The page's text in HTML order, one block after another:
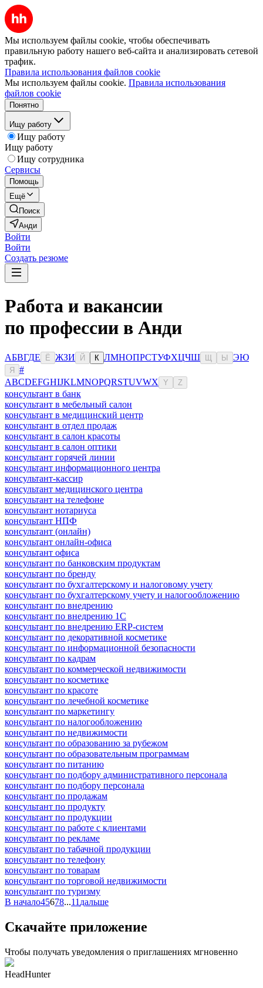
Мы используем файлы cookie, чтобы обеспечивать
правильную работу нашего веб-сайта и анализировать сетевой
трафик.
Правила использования файлов cookie
Мы используем файлы cookie. Правила использования
файлов cookie
Понятно
Ищу работу
Ищу работу
Ищу работу
Ищу сотрудника
Сервисы
Помощь
Ещё
Поиск
Анди
Войти
Войти
Создать резюме
Работа и вакансии
по профессии в Анди
АБВГДЕ Ё ЖЗИ Й К ЛМНОПРСТУФХЦЧШ Ы ЭЮ
Я
#
ABCDEFGHIJKLMNOPQRSTUVWX Y Z
консультант в банк
консультант в мебельный салон
консультант в медицинский центр
консультант в отдел продаж
консультант в салон красоты
консультант в салон оптики
консультант горячей линии
консультант информационного центра
консультант-кассир
консультант медицинского центра
консультант на телефоне
консультант нотариуса
консультант НПФ
консультант (онлайн)
консультант онлайн-офиса
консультант офиса
консультант по банковским продуктам
консультант по бренду
консультант по бухгалтерскому и налоговому учету
консультант по бухгалтерскому учету и налогообложению
консультант по внедрению
консультант по внедрению 1С
консультант по внедрению ERP-систем
консультант по декоративной косметике
консультант по информационной безопасности
консультант по кадрам
консультант по коммерческой недвижимости
консультант по косметике
консультант по красоте
консультант по лечебной косметике
консультант по маркетингу
консультант по налогообложению
консультант по недвижимости
консультант по образованию за рубежом
консультант по образовательным программам
консультант по питанию
консультант по подбору административного персонала
консультант по подбору персонала
консультант по продажам
консультант по продукту
консультант по продукции
консультант по работе с клиентами
консультант по рекламе
консультант по табачной продукции
консультант по телефону
консультант по товарам
консультант по торговой недвижимости
консультант по туризму
В начало45678...11 дальше
Скачайте приложение
Чтобы получать уведомления о приглашениях мгновенно
HeadHunter